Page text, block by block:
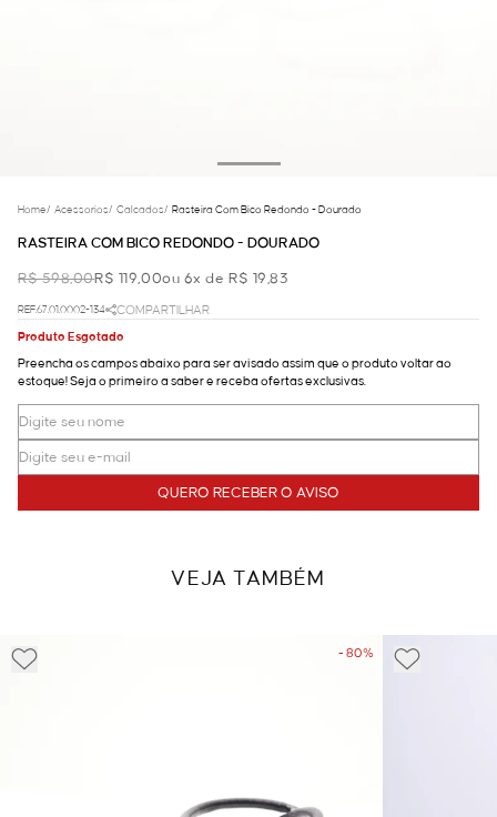
Home/ Acessorios/ Calcados/ Rasteira Com Bico Redondo - Dourado
RASTEIRA COM BICO REDONDO - DOURADO
R$ 598,00R$ 119,00ou 6x de R$ 19,83
REF.67.01.0002-134
COMPARTILHAR
Produto Esgotado
Preencha os campos abaixo para ser avisado assim que o produto voltar ao
estoque! Seja o primeiro a saber e receba ofertas exclusivas.
QUERO RECEBER O AVISO
VEJA TAMBÉM
- 80%